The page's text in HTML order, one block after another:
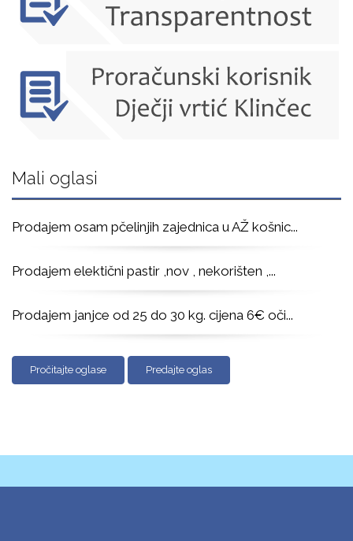
Mali oglasi
Prodajem osam pčelinjih zajednica u AŽ košnic...
Prodajem elektični pastir ,nov , nekorišten , ...
Prodajem janjce od 25 do 30 kg. cijena 6€ oči...
Pročitajte oglase Predajte oglas